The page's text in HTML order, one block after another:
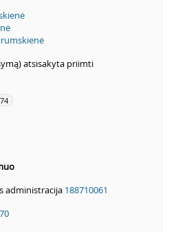
atsisakyta priimti
74
administracija 188710061